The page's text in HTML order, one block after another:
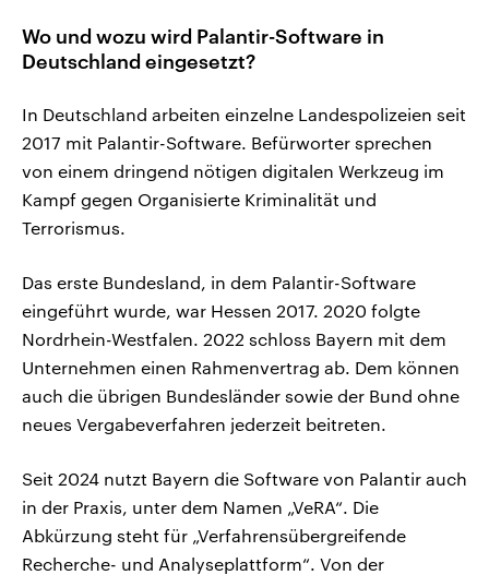
Wo und wozu wird Palantir-Software in
Deutschland eingesetzt?
In Deutschland arbeiten einzelne Landespolizeien seit
2017 mit Palantir-Software. Befürworter sprechen
von einem dringend nötigen digitalen Werkzeug im
Kampf gegen Organisierte Kriminalität und
Terrorismus.
Das erste Bundesland, in dem Palantir-Software
eingeführt wurde, war Hessen 2017. 2020 folgte
Nordrhein-Westfalen. 2022 schloss Bayern mit dem
Unternehmen einen Rahmenvertrag ab. Dem können
auch die übrigen Bundesländer sowie der Bund ohne
neues Vergabeverfahren jederzeit beitreten.
Seit 2024 nutzt Bayern die Software von Palantir auch
in der Praxis, unter dem Namen „VeRA“. Die
Abkürzung steht für „Verfahrensübergreifende
Recherche- und Analyseplattform“. Von der